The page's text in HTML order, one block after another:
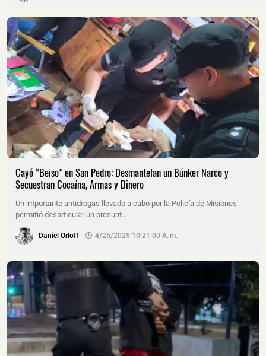
Cayó “Beiso” en San Pedro: Desmantelan un Búnker Narco y
Secuestran Cocaína, Armas y Dinero
Un importante antidrogas llevado a cabo por la Policía de Misiones
permitió desarticular un presunt…
Daniel Orloff 4/25/2025 10:21:00 A. M.